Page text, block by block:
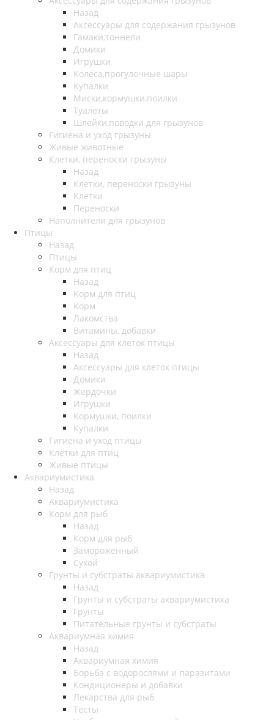
Назад
Аксессуары для содержания грызунов
Гамаки,тоннели
Домики
Игрушки
Колеса,прогулочные шары
Купалки
Миски,кормушки,поилки
Туалеты
Шлейки,поводки для грызунов
Гигиена и уход грызуны
Живые животные
Клетки, переноски грызуны
Назад
Клетки, переноски грызуны
Клетки
Переноски
Наполнители для грызунов
Птицы
Назад
Птицы
Корм для птиц
Назад
Корм для птиц
Корм
Лакомства
Витамины, добавки
Аксессуары для клеток птицы
Назад
Аксессуары для клеток птицы
Домики
Жердочки
Игрушки
Кормушки, поилки
Купалки
Гигиена и уход птицы
Клетки для птиц
Живые птицы
Аквариумистика
Назад
Аквариумистика
Корм для рыб
Назад
Корм для рыб
Замороженный
Сухой
Грунты и субстраты аквариумистика
Назад
Грунты и субстраты аквариумистика
Грунты
Питательные грунты и субстраты
Аквариумная химия
Назад
Аквариумная химия
Борьба с водорослями и паразитами
Кондиционеры и добавки
Лекарства для рыб
Тесты